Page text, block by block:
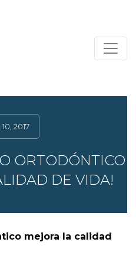
2017
ORTODÓNTICO
DE VIDA!
mejora la calidad